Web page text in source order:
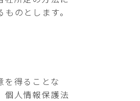
のとします。
を得ることな
個人情報保護法